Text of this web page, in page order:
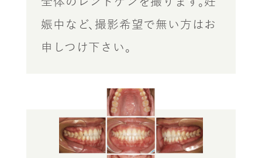
娠中など、撮影希望で無い方はお
申しつけ下さい。